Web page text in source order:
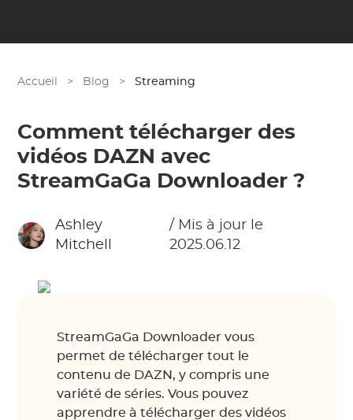
Accueil > Blog > Streaming
Comment télécharger des
vidéos DAZN avec
StreamGaGa Downloader ?
Ashley
Mitchell
/ Mis à jour le
2025.06.12
StreamGaGa Downloader vous
permet de télécharger tout le
contenu de DAZN, y compris une
variété de séries. Vous pouvez
apprendre à télécharger des vidéos